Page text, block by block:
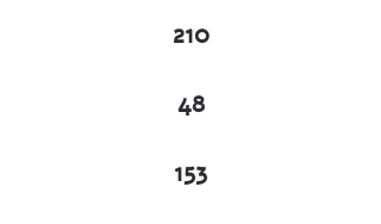
210
48
153